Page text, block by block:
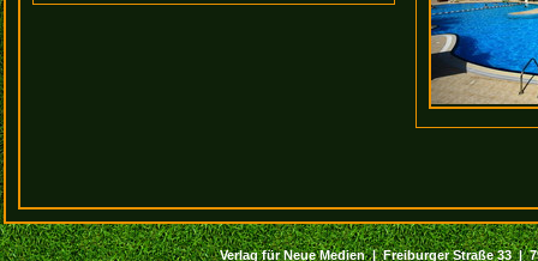
Verlag für Neue Medien | Freiburger Straße 33 |